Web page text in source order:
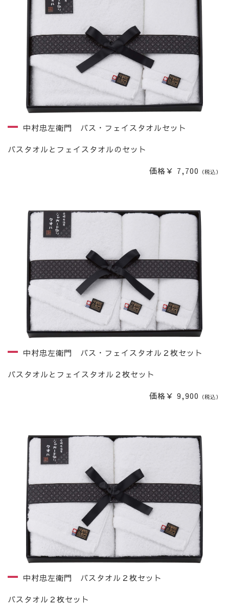
中村忠左衛門 バス・フェイスタオルセット
バスタオルとフェイスタオルのセット
価格￥ 7,700 （税込）
中村忠左衛門 バス・フェイスタオル２枚セット
バスタオルとフェイスタオル２枚セット
価格￥ 9,900 （税込）
中村忠左衛門 バスタオル２枚セット
バスタオル２枚セット